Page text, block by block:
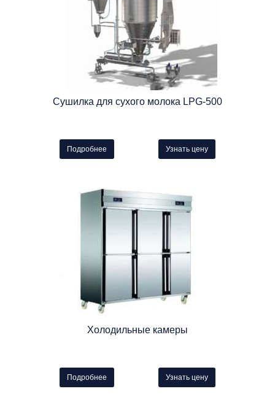
Сушилка для сухого молока LPG-500
Подробнее Узнать цену
Холодильные камеры
Подробнее Узнать цену